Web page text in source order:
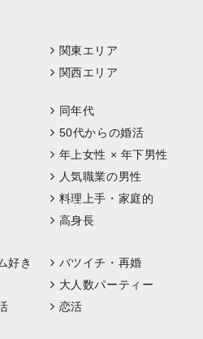
関東エリア
関西エリア
同年代
50代からの婚活
年上女性 × 年下男性
人気職業の男性
料理上手・家庭的
高身長
好き
バツイチ・再婚
大人数パーティー
恋活